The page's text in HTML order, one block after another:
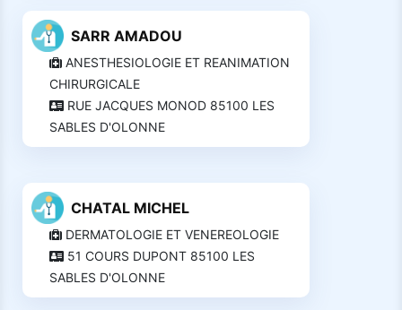
SARR AMADOU
ANESTHESIOLOGIE ET REANIMATION
CHIRURGICALE
RUE JACQUES MONOD 85100 LES
SABLES D'OLONNE
CHATAL MICHEL
DERMATOLOGIE ET VENEREOLOGIE
51 COURS DUPONT 85100 LES
SABLES D'OLONNE